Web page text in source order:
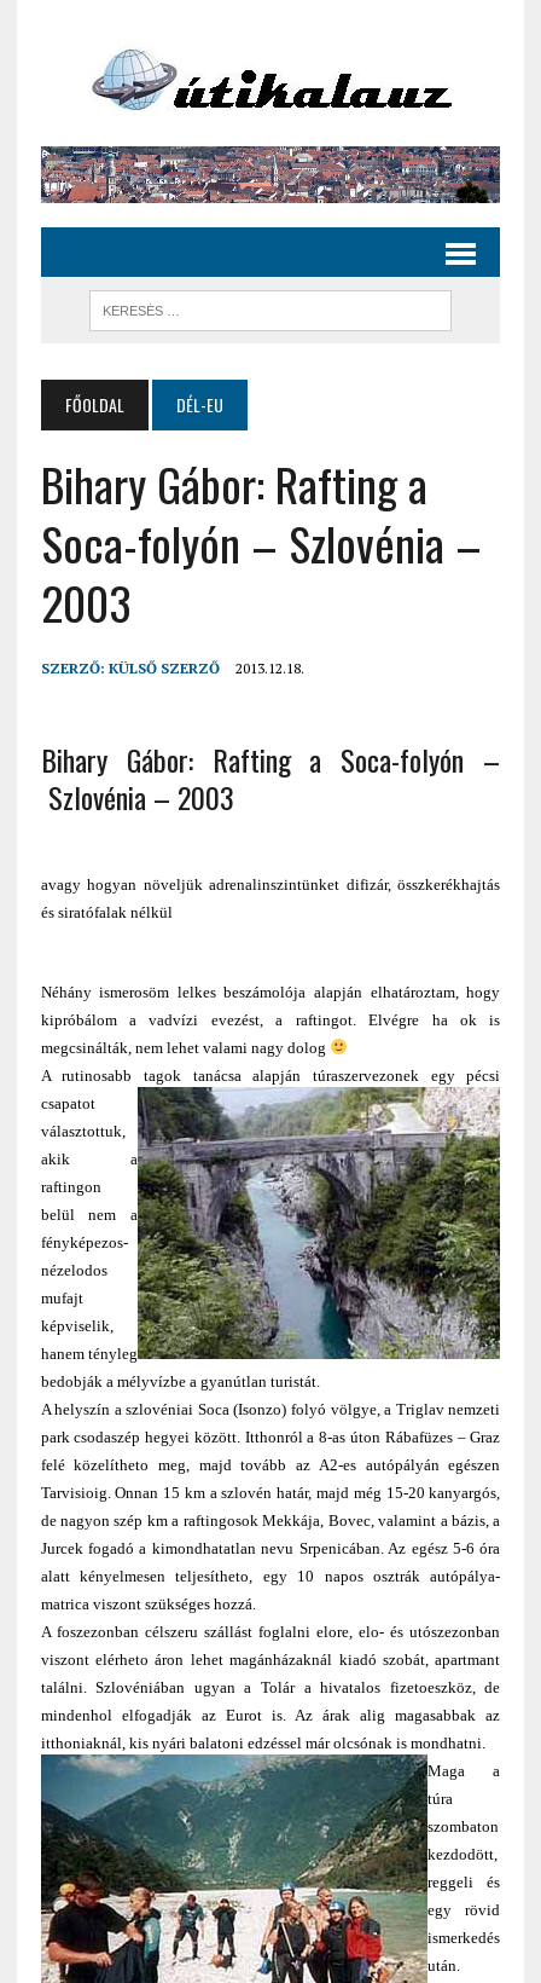
FŐOLDAL DÉL-EU
Bihary Gábor: Rafting a
Soca-folyón – Szlovénia –
2003
SZERZŐ: KÜLSŐ SZERZŐ 2013.12.18.
Bihary Gábor: Rafting a Soca-folyón –
Szlovénia – 2003
avagy hogyan növeljük adrenalinszintünket difizár, összkerékhajtás
és siratófalak nélkül
Néhány ismerosöm lelkes beszámolója alapján elhatároztam, hogy
kipróbálom a vadvízi evezést, a raftingot. Elvégre ha ok is
megcsinálták, nem lehet valami nagy dolog
A rutinosabb tagok tanácsa alapján túraszervezonek egy pécsi
csapatot
választottuk,
akik a
raftingon
belül nem a
fényképezos-
nézelodos
mufajt
képviselik,
hanem tényleg
bedobják a mélyvízbe a gyanútlan turistát.
A helyszín a szlovéniai Soca (Isonzo) folyó völgye, a Triglav nemzeti
park csodaszép hegyei között. Itthonról a 8-as úton Rábafüzes – Graz
felé közelítheto meg, majd tovább az A2-es autópályán egészen
Tarvisioig. Onnan 15 km a szlovén határ, majd még 15-20 kanyargós,
de nagyon szép km a raftingosok Mekkája, Bovec, valamint a bázis, a
Jurcek fogadó a kimondhatatlan nevu Srpenicában. Az egész 5-6 óra
alatt kényelmesen teljesítheto, egy 10 napos osztrák autópálya-
matrica viszont szükséges hozzá.
A foszezonban célszeru szállást foglalni elore, elo- és utószezonban
viszont elérheto áron lehet magánházaknál kiadó szobát, apartmant
találni. Szlovéniában ugyan a Tolár a hivatalos fizetoeszköz, de
mindenhol elfogadják az Eurot is. Az árak alig magasabbak az
itthoniaknál, kis nyári balatoni edzéssel már olcsónak is mondhatni.
Maga a
túra
szombaton
kezdodött,
reggeli és
egy rövid
ismerkedés
után.